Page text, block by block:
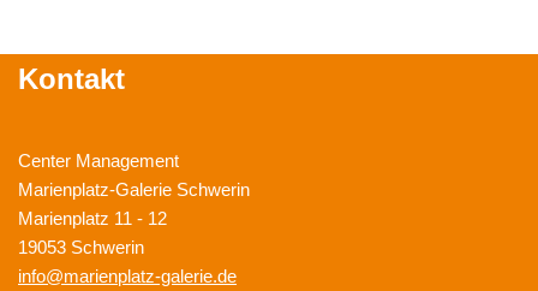
Kontakt
Center Management
Marienplatz-Galerie Schwerin
Marienplatz 11 - 12
19053 Schwerin
info@marienplatz-galerie.de